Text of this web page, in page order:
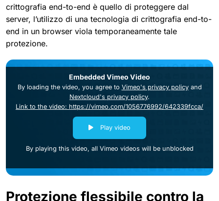
crittografia end-to-end è quello di proteggere dal
server, l’utilizzo di una tecnologia di crittografia end-to-
end in un browser viola temporaneamente tale
protezione.
Embedded Vimeo Video
By loading the video, you agree to Vimeo's privacy policyand
Nextcloud's privacy policy.
Link to the video: https://vimeo.com/1056776992/642339fcca/
Play video
By playing this video, all Vimeo videos will be unblocked
Protezione flessibile contro la